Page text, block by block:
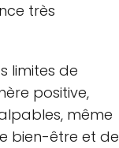
très
limites de
positive,
même
bien-être et de